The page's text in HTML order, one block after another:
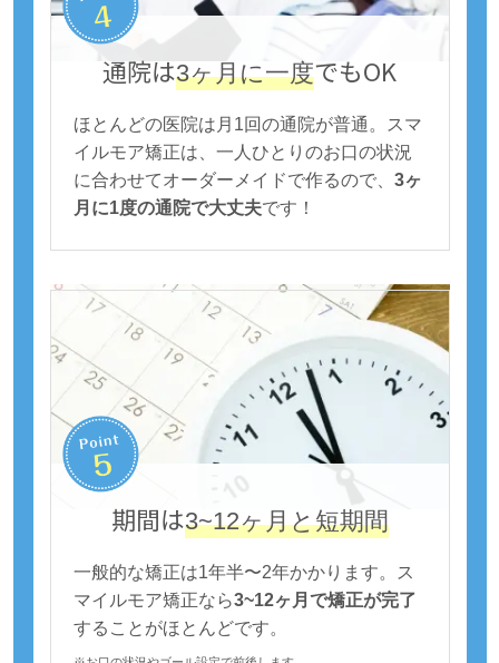
通院は3ヶ月に一度でもOK
ほとんどの医院は月1回の通院が普通。スマ
イルモア矯正は、一人ひとりのお口の状況
に合わせてオーダーメイドで作るので、 3ヶ
月に1度の通院で大丈夫です！
期間は3~12ヶ月と短期間
一般的な矯正は1年半〜2年かかります。ス
マイルモア矯正なら3~12ヶ月で矯正が完了
することがほとんどです。